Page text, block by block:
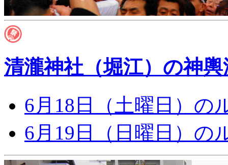
清瀧神社（堀江）の神
6月18日（土曜日）の
6月19日（日曜日）の